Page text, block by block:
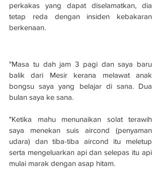
perkakas yang dapat diselamatkan, dia
tetap reda dengan insiden kebakaran
berkenaan.
"Masa tu dah jam 3 pagi dan saya baru
balik dari Mesir kerana melawat anak
bongsu saya yang belajar di sana. Dua
bulan saya ke sana.
"Ketika mahu menunaikan solat terawih
saya menekan suis aircond (penyaman
udara) dan tiba-tiba aircond itu meletup
serta mengeluarkan api dan selepas itu api
mulai marak dengan asap hitam.